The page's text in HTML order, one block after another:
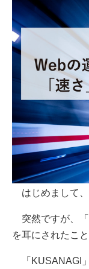
はじめまして、
突然ですが、
を耳にされたこ
「KUSANAGI